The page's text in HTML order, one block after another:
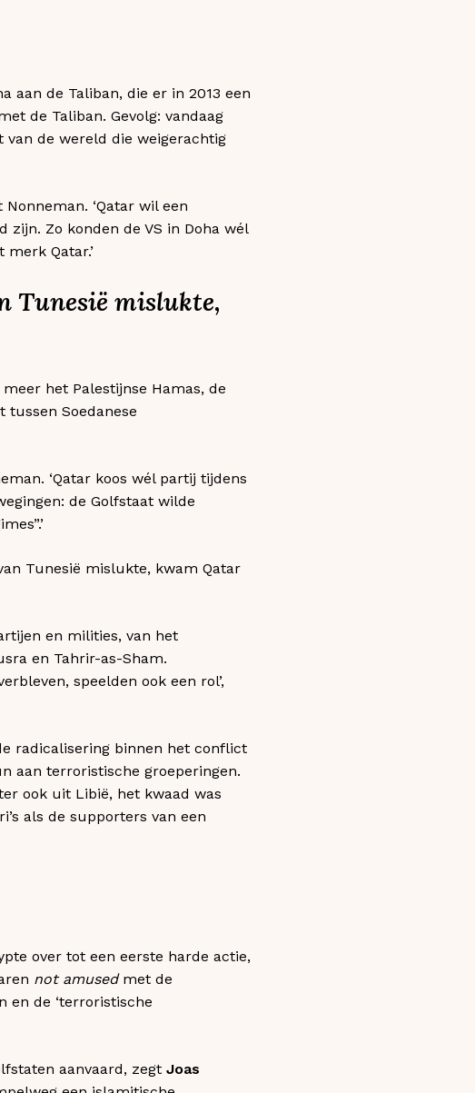
aan de Taliban, die er in 2013 een
de Taliban. Gevolg: vandaag
de wereld die weigerachtig
‘Qatar wil een
Zo konden de VS in Doha wél
Qatar.’
Tunesië mislukte,
het Palestijnse Hamas, de
tussen Soedanese
‘Qatar koos wél partij tijdens
de Golfstaat wilde
Tunesië mislukte, kwam Qatar
en milities, van het
en Tahrir-as-Sham.
speelden ook een rol’,
radicalisering binnen het conflict
aan terroristische groeperingen.
ook uit Libië, het kwaad was
als de supporters van een
over tot een eerste harde actie,
not amusedmet de
en de ‘terroristische
aanvaard, zegt Joas